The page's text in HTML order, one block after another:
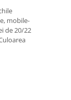
mobile-
de 20/22